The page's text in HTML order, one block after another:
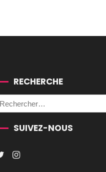
RECHERCHE
SUIVEZ-NOUS